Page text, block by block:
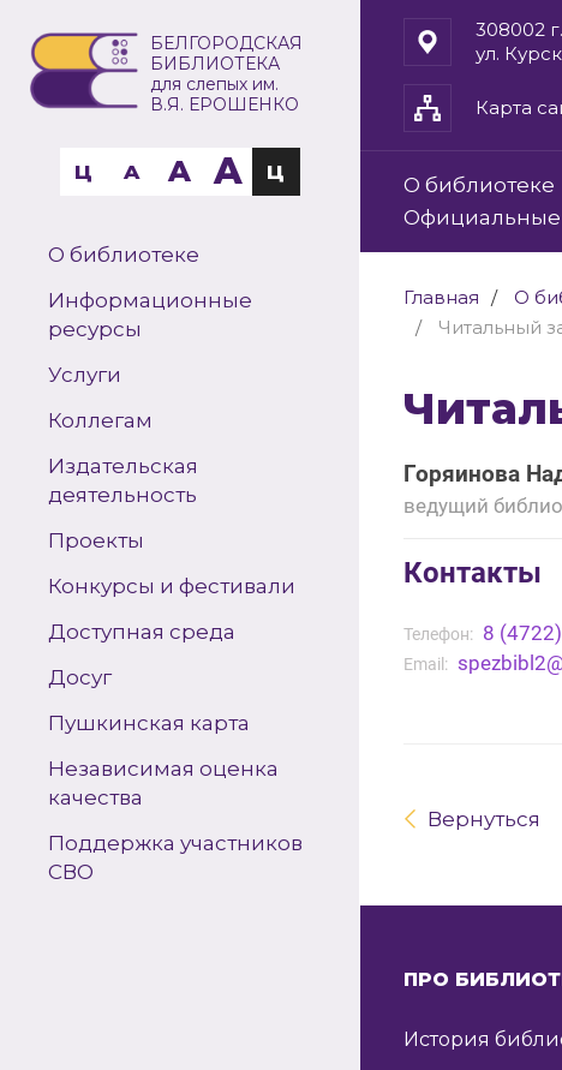
БЕЛГОРОДСКАЯ
БИБЛИОТЕКА
для слепых им.
В.Я. ЕРОШЕНКО
Ц A A A Ц
О библиотеке
Информационные
ресурсы
Услуги
Коллегам
Издательская
деятельность
Проекты
Конкурсы и фестивали
Доступная среда
Досуг
Пушкинская карта
Независимая оценка
качества
Поддержка участников
СВО
308002
ул.
Карта
О библиотеке
Официальные
Главная О
Читальный
Горяинова
ведущий
Контакты
Телефон: 8
Email:
Вернуться
ПРО
История